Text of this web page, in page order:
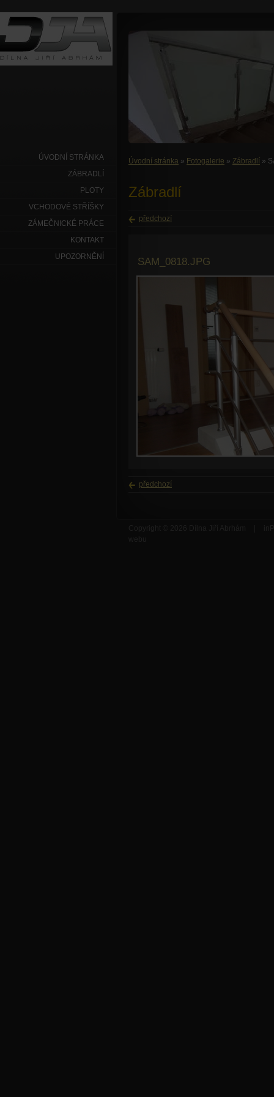
Úvodní stránka » Fotogalerie » Zábradlí »
Zábradlí
předchozí
SAM_0818.JPG
předchozí
ÚVODNÍ STRÁNKA
ZÁBRADLÍ
PLOTY
VCHODOVÉ STŘÍŠKY
ZÁMEČNICKÉ PRÁCE
KONTAKT
UPOZORNĚNÍ